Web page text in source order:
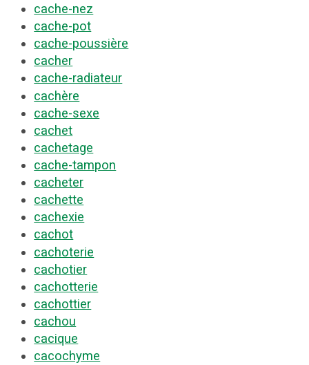
cache-nez
cache-pot
cache-poussière
cacher
cache-radiateur
cachère
cache-sexe
cachet
cachetage
cache-tampon
cacheter
cachette
cachexie
cachot
cachoterie
cachotier
cachotterie
cachottier
cachou
cacique
cacochyme